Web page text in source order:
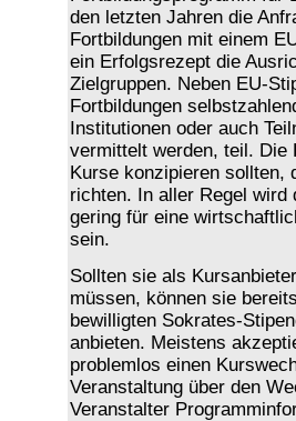
den letzten Jahren die
Fortbildungen mit einem
ein Erfolgsrezept die
Zielgruppen. Neben EU-
Fortbildungen
Institutionen oder auch
vermittelt werden, teil. Die
Kurse konzipieren sollten,
richten. In aller Regel wird
gering für eine
sein.
Sollten sie als
müssen, können sie
bewilligten Sokrates-
anbieten. Meistens
problemlos einen
Veranstaltung über den
Veranstalter